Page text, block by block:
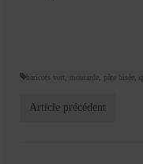
haricots vert moutarde pâte bisée
Article précédent